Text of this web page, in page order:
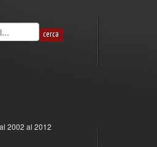
2002 al 2012